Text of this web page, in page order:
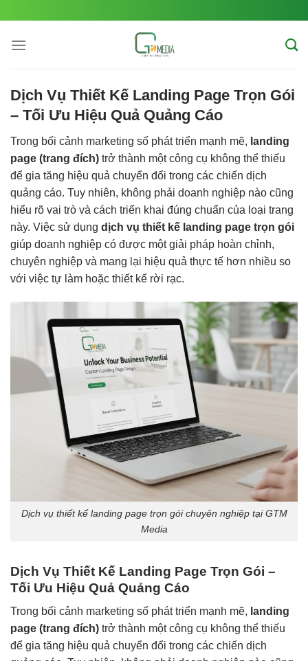
content
Dịch Vụ Thiết Kế Landing Page Trọn Gói
– Tối Ưu Hiệu Quả Quảng Cáo
Trong bối cảnh marketing số phát triển mạnh mẽ, landing
page (trang đích) trở thành một công cụ không thể thiếu
để gia tăng hiệu quả chuyển đổi trong các chiến dịch
quảng cáo. Tuy nhiên, không phải doanh nghiệp nào cũng
hiểu rõ vai trò và cách triển khai đúng chuẩn của loại trang
này. Việc sử dụng dịch vụ thiết kế landing page trọn gói
giúp doanh nghiệp có được một giải pháp hoàn chỉnh,
chuyên nghiệp và mang lại hiệu quả thực tế hơn nhiều so
với việc tự làm hoặc thiết kế rời rạc.
Dịch vụ thiết kế landing page trọn gói chuyên nghiệp tại GTM
Media
Dịch Vụ Thiết Kế Landing Page Trọn Gói –
Tối Ưu Hiệu Quả Quảng Cáo
Trong bối cảnh marketing số phát triển mạnh mẽ, landing
page (trang đích) trở thành một công cụ không thể thiếu
để gia tăng hiệu quả chuyển đổi trong các chiến dịch